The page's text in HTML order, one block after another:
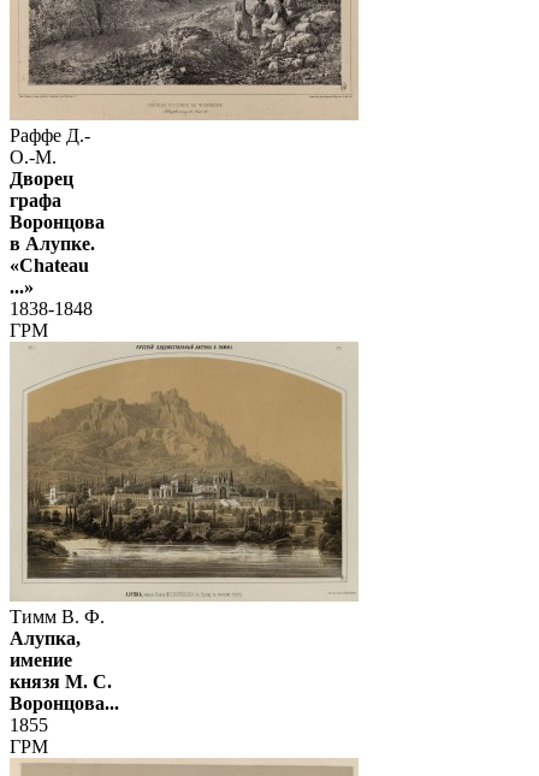
Раффе Д.-
О.-М.
Дворец
графа
Воронцова
в Алупке.
«Chateau
...»
1838-1848
ГРМ
Тимм В. Ф.
Алупка,
имение
князя М. С.
Воронцова...
1855
ГРМ